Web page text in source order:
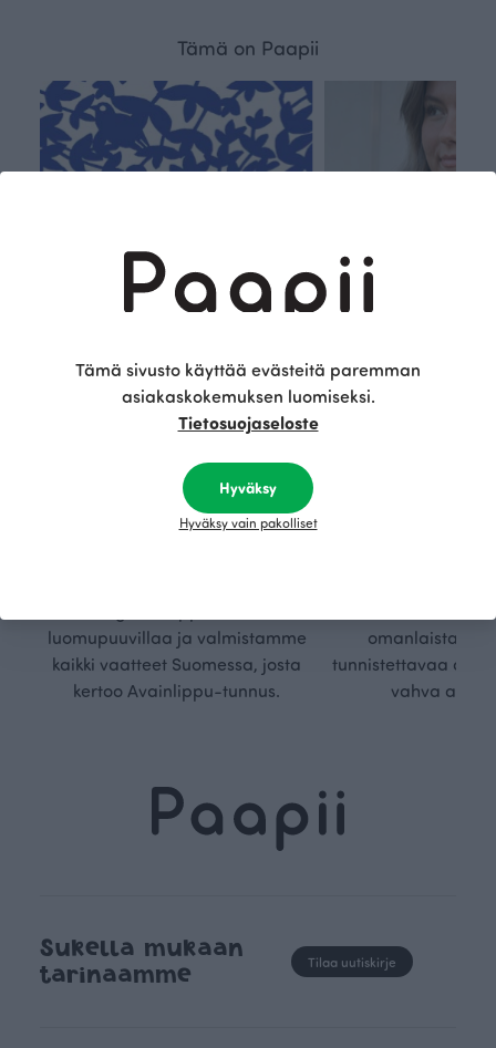
Tämä on Paapii
Kestä
vyys
Olemme aidosti vastuullinen,
kotimainen designyritys.
luomupuuvillaa ja valmistamme
kaikki vaatteet Suomessa, josta
kertoo Avainlippu-tunnus.
omanlaista,
tunnistettavaa
vahva
Sukella mukaan
tarinaamme
Tilaa uutiskirje
Tämä sivusto käyttää evästeitä paremman
asiakaskokemuksen luomiseksi.
Tietosuojaseloste
Hyväksy
Hyväksy vain pakolliset